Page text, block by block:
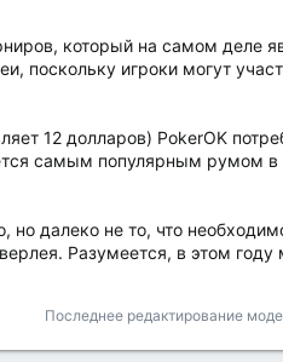
который на самом деле
игроки могут
12 долларов) PokerOK
самым популярным румом в
далеко не то, что
Разумеется, в этом году
Последнее редактирование